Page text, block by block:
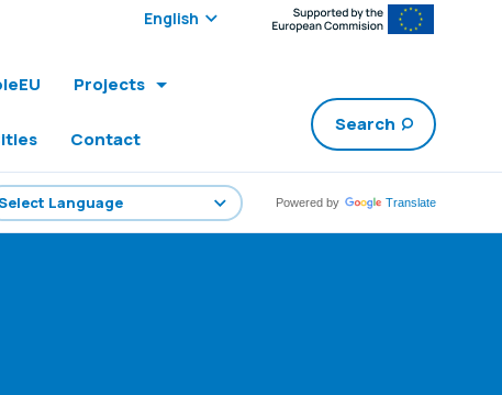
Select edition:
Projects
Contact
Search
Powered by Translate